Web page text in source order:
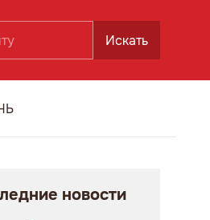
Искать
новости